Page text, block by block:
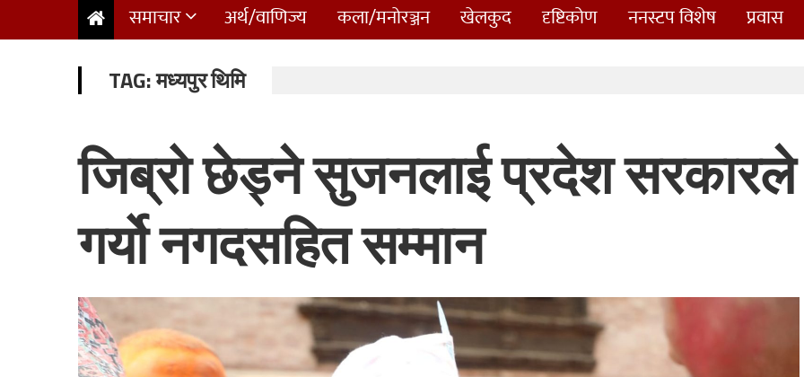
समाचार अर्थ/वाणिज्य कला/मनोरञ्जन खेलकुद दृष्टिकोण ननस्टप विशेष प्रवास
TAG:मध्यपुर थिमि
जिब्रो छेड्ने सुजनलाई प्रदेश सरकारले
गर्यो नगदसहित सम्मान